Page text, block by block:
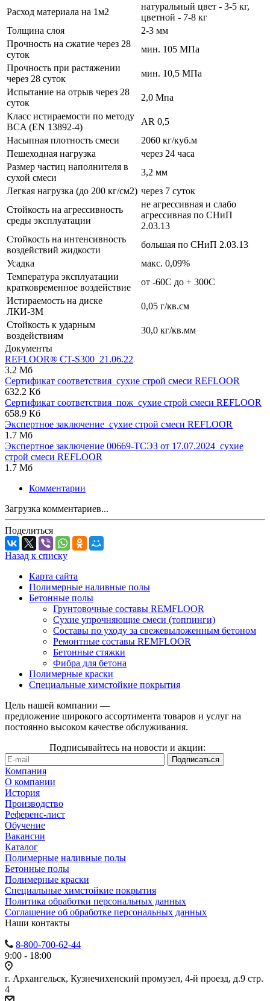
Расход материала на 1м2
натуральный цвет - 3-5 кг,
цветной - 7-8 кг
Толщина слоя
2-3 мм
Прочность на сжатие через 28
суток
мин. 105 МПа
Прочность при растяжении
через 28 суток
мин. 10,5 МПа
Испытание на отрыв через 28
суток
2,0 Мпа
Класс истираемости по методу
BCA (EN 13892-4)
AR 0,5
Насыпная плотность смеси
2060 кг/куб.м
Пешеходная нагрузка
через 24 часа
Размер частиц наполнителя в
сухой смеси
3,2 мм
Легкая нагрузка (до 200 кг/см2) через 7 суток
Стойкость на агрессивность
среды эксплуатации
не агрессивная и слабо
агрессивная по СНиП
2.03.13
Стойкость на интенсивность
воздействий жидкости
большая по СНиП 2.03.13
Усадка
макс. 0,09%
Температура эксплуатации
кратковременное воздействие
от -60С до + 300С
Истираемость на диске
ЛКИ-3М
0,05 г/кв.см
Стойкость к ударным
воздействиям
30,0 кг/кв.мм
Документы
REFLOOR® CT-S300_21.06.22
3.2 Мб
Сертификат соответствия_сухие строй смеси REFLOOR
632.2 Кб
Сертификат соответствия_пож_сухие строй смеси REFLOOR
658.9 Кб
Экспертное заключение_сухие строй смеси REFLOOR
1.7 Мб
Экспертное заключение 00669-ТСЭЗ от 17.07.2024_сухие
строй смеси REFLOOR
1.7 Мб
Комментарии
Загрузка комментариев...
Поделиться
Назад к списку
Карта сайта
Полимерные наливные полы
Бетонные полы
Грунтовочные составы REMFLOOR
Сухие упрочняющие смеси (топпинги)
Составы по уходу за свежевыложенным бетоном
Ремонтные составы REMFLOOR
Бетонные стяжки
Фибра для бетона
Полимерные краски
Специальные химстойкие покрытия
Цель нашей компании —
предложение широкого ассортимента товаров и услуг на
постоянно высоком качестве обслуживания.
Подписывайтесь на новости и акции:
Компания
О компании
История
Производство
Референс-лист
Обучение
Вакансии
Каталог
Полимерные наливные полы
Бетонные полы
Полимерные краски
Специальные химстойкие покрытия
Политика обработки персональных данных
Cоглашение об обработке персональных данных
Наши контакты
8-800-700-62-44
9:00 - 18:00
г. Архангельск, Кузнечихенский промузел, 4-й проезд, д.9 стр.
4